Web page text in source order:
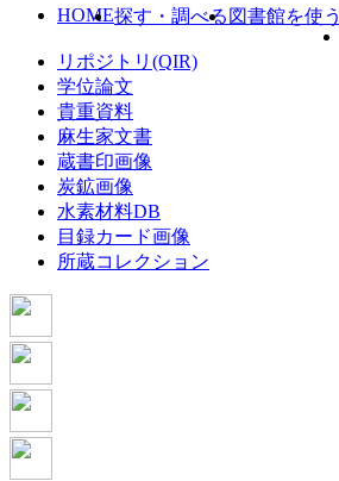
HOME探す・調べる 図書館を使う
リポジトリ(QIR)
学位論文
貴重資料
麻生家文書
蔵書印画像
炭鉱画像
水素材料DB
目録カード画像
所蔵コレクション